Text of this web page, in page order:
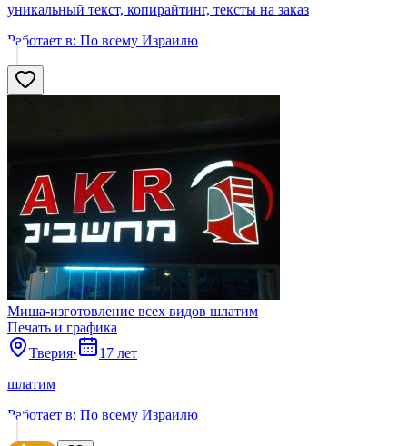
уникальный текст, копирайтинг, тексты на заказ
Работает в: По всему Израилю
Миша-изготовление всех видов шлатим
Печать и графика
Тверия·
17 лет
шлатим
Работает в: По всему Израилю